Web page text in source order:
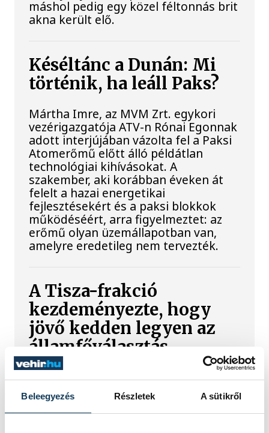
Beleegyezés Részletek A sütikről
máshol pedig egy közel féltonnás brit
akna került elő.
Késéltánc a Dunán: Mi
történik, ha leáll Paks?
Mártha Imre, az MVM Zrt. egykori
vezérigazgatója ATV-n Rónai Egonnak
adott interjújában vázolta fel a Paksi
Atomerőmű előtt álló példátlan
technológiai kihívásokat. A
szakember, aki korábban éveken át
felelt a hazai energetikai
fejlesztésekért és a paksi blokkok
működéséért, arra figyelmeztet: az
erőmű olyan üzemállapotban van,
amelyre eredetileg nem tervezték.
A Tisza-frakció
kezdeményezte, hogy
jövő kedden legyen az
államfőválasztás
A Tisza-frakció kezdeményezte, hogy
a parlament jövő kedden válassza
meg az új köztársasági elnököt.